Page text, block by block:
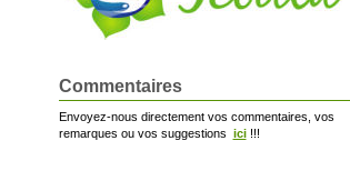
Commentaires
Envoyez-nous directement vos commentaires, vos
remarques ou vos suggestions ici!!!